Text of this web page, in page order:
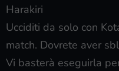
Harakiri
Ucciditi da solo con
match. Dovrete aver
Vi basterà eseguirla